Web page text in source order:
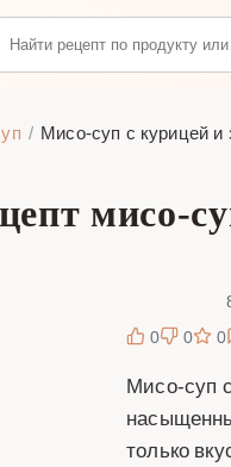
Мисо-суп с курицей
мисо-
0
0 0
Мисо-суп
только